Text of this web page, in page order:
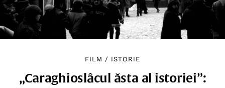
FILM / ISTORIE
„Caraghioslâcul ăsta al istoriei”: